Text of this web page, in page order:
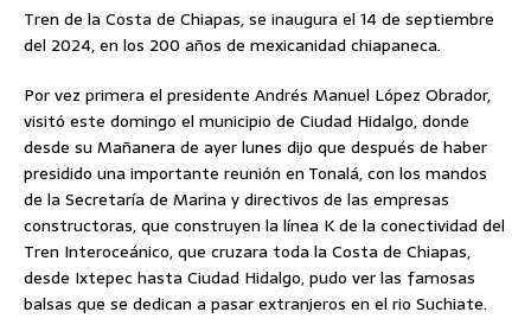
Tren de la Costa de Chiapas, se inaugura el 14 de septiembre
del 2024, en los 200 años de mexicanidad chiapaneca.
Por vez primera el presidente Andrés Manuel López Obrador,
visitó este domingo el municipio de Ciudad Hidalgo, donde
desde su Mañanera de ayer lunes dijo que después de haber
presidido una importante reunión en Tonalá, con los mandos
de la Secretaría de Marina y directivos de las empresas
constructoras, que construyen la línea K de la conectividad del
Tren Interoceánico, que cruzara toda la Costa de Chiapas,
desde Ixtepec hasta Ciudad Hidalgo, pudo ver las famosas
balsas que se dedican a pasar extranjeros en el rio Suchiate.